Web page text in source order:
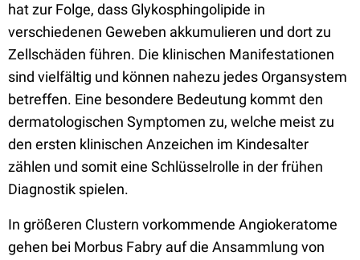
hat zur Folge, dass Glykosphingolipide in
verschiedenen Geweben akkumulieren und dort zu
Zellschäden führen. Die klinischen Manifestationen
sind vielfältig und können nahezu jedes Organsystem
betreffen. Eine besondere Bedeutung kommt den
dermatologischen Symptomen zu, welche meist zu
den ersten klinischen Anzeichen im Kindesalter
zählen und somit eine Schlüsselrolle in der frühen
Diagnostik spielen.
In größeren Clustern vorkommende Angiokeratome
gehen bei Morbus Fabry auf die Ansammlung von